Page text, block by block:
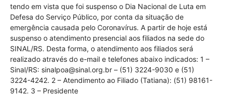
tendo em vista que foi suspenso o Dia Nacional de Luta em
Defesa do Serviço Público, por conta da situação de
emergência causada pelo Coronavírus. A partir de hoje está
suspenso o atendimento presencial aos filiados na sede do
SINAL/RS. Desta forma, o atendimento aos filiados será
realizado através do e-mail e telefones abaixo indicados: 1 –
Sinal/RS: sinalpoa@sinal.org.br – (51) 3224-9030 e (51)
3224-4242. 2 – Atendimento ao Filiado (Tatiana): (51) 98161-
9142. 3 – Presidente